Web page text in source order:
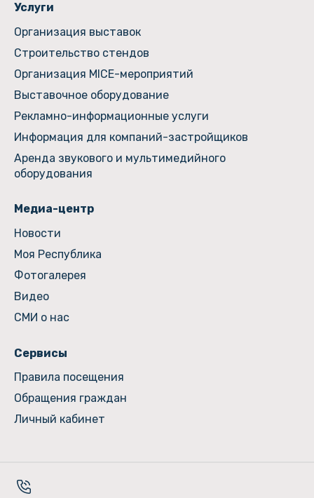
Услуги
Организация выставок
Строительство стендов
Организация MICE-мероприятий
Выставочное оборудование
Рекламно-информационные услуги
Информация для компаний-застройщиков
Аренда звукового и мультимедийного
оборудования
Медиа-центр
Новости
Моя Республика
Фотогалерея
Видео
СМИ о нас
Сервисы
Правила посещения
Обращения граждан
Личный кабинет